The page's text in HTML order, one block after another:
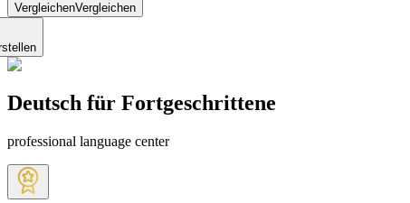
VergleichenVergleichen
Deutsch für Fortgeschrittene
professional language center